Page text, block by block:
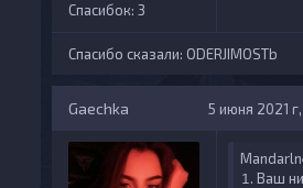
Спасибок: 3
Спасибо сказали: ODERJIMOSTb
Gaechka 5 июня 2021 г,
Ваш